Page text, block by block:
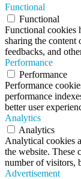
Functional
Functional
Functional cookies
sharing the content
feedbacks, and
Performance
Performance
Performance
performance
better user
Analytics
Analytics
Analytical cookies
the website. These
number of visitors,
Advertisement